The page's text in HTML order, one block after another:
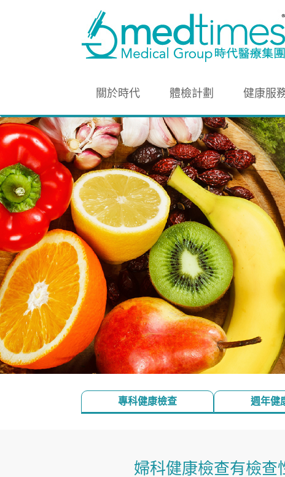
關於時代 體檢計劃 健康服
專科健康檢查 週年健
婦科健康檢查有檢查